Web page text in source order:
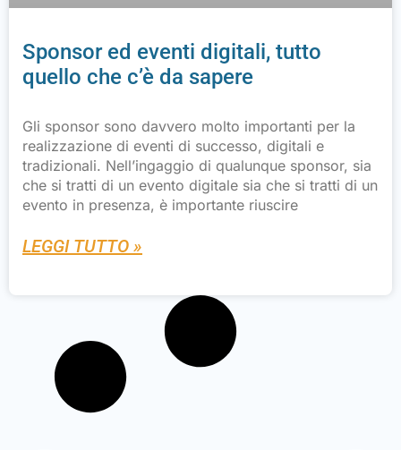
Sponsor ed eventi digitali, tutto
quello che c’è da sapere
Gli sponsor sono davvero molto importanti per la
realizzazione di eventi di successo, digitali e
tradizionali. Nell’ingaggio di qualunque sponsor, sia
che si tratti di un evento digitale sia che si tratti di un
evento in presenza, è importante riuscire
LEGGI TUTTO »